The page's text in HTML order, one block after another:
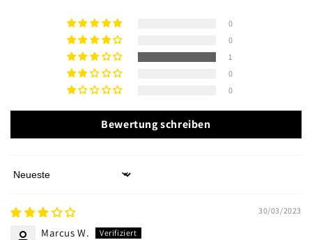
0
0
1
0
0
Bewertung schreiben
Sort by
30/03/2023
Marcus W.